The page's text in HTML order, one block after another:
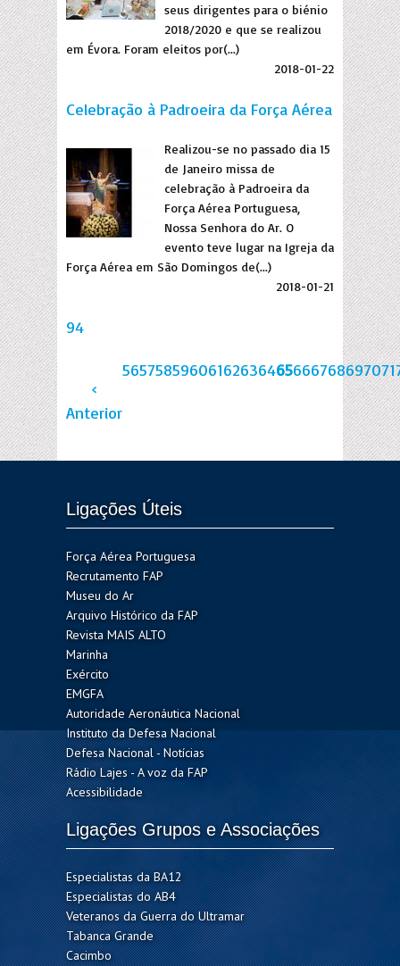
seus dirigentes para o biénio
2018/2020 e que se realizou
em Évora. Foram eleitos por(...)
2018-01-22
Celebração à Padroeira da Força Aérea
Realizou-se no passado dia 15
de Janeiro missa de
celebração à Padroeira da
Força Aérea Portuguesa,
Nossa Senhora do Ar. O
evento teve lugar na Igreja da
Força Aérea em São Domingos de(...)
2018-01-21
94
‹
Anterior
56575859606162636465666768697071
Ligações Úteis
Força Aérea Portuguesa
Recrutamento FAP
Museu do Ar
Arquivo Histórico da FAP
Revista MAIS ALTO
Marinha
Exército
EMGFA
Autoridade Aeronáutica Nacional
Instituto da Defesa Nacional
Defesa Nacional - Notícias
Rádio Lajes - A voz da FAP
Acessibilidade
Ligações Grupos e Associações
Especialistas da BA12
Especialistas do AB4
Veteranos da Guerra do Ultramar
Tabanca Grande
Cacimbo